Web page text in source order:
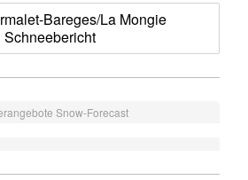
Bareges/La Mongie
Schneebericht
Snow-Forecast